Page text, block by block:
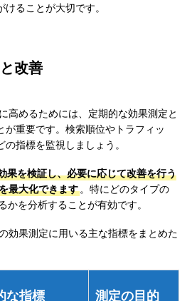
ることが大切です。
改善
高めるためには、定期的な効果測定と
が重要です。検索順位やトラフィッ
指標を監視しましょう。
果を検証し、必要に応じて改善を行う
最大化できます。特にどのタイプの
かを分析することが有効です。
効果測定に用いる主な指標をまとめた
な指標 測定の目的